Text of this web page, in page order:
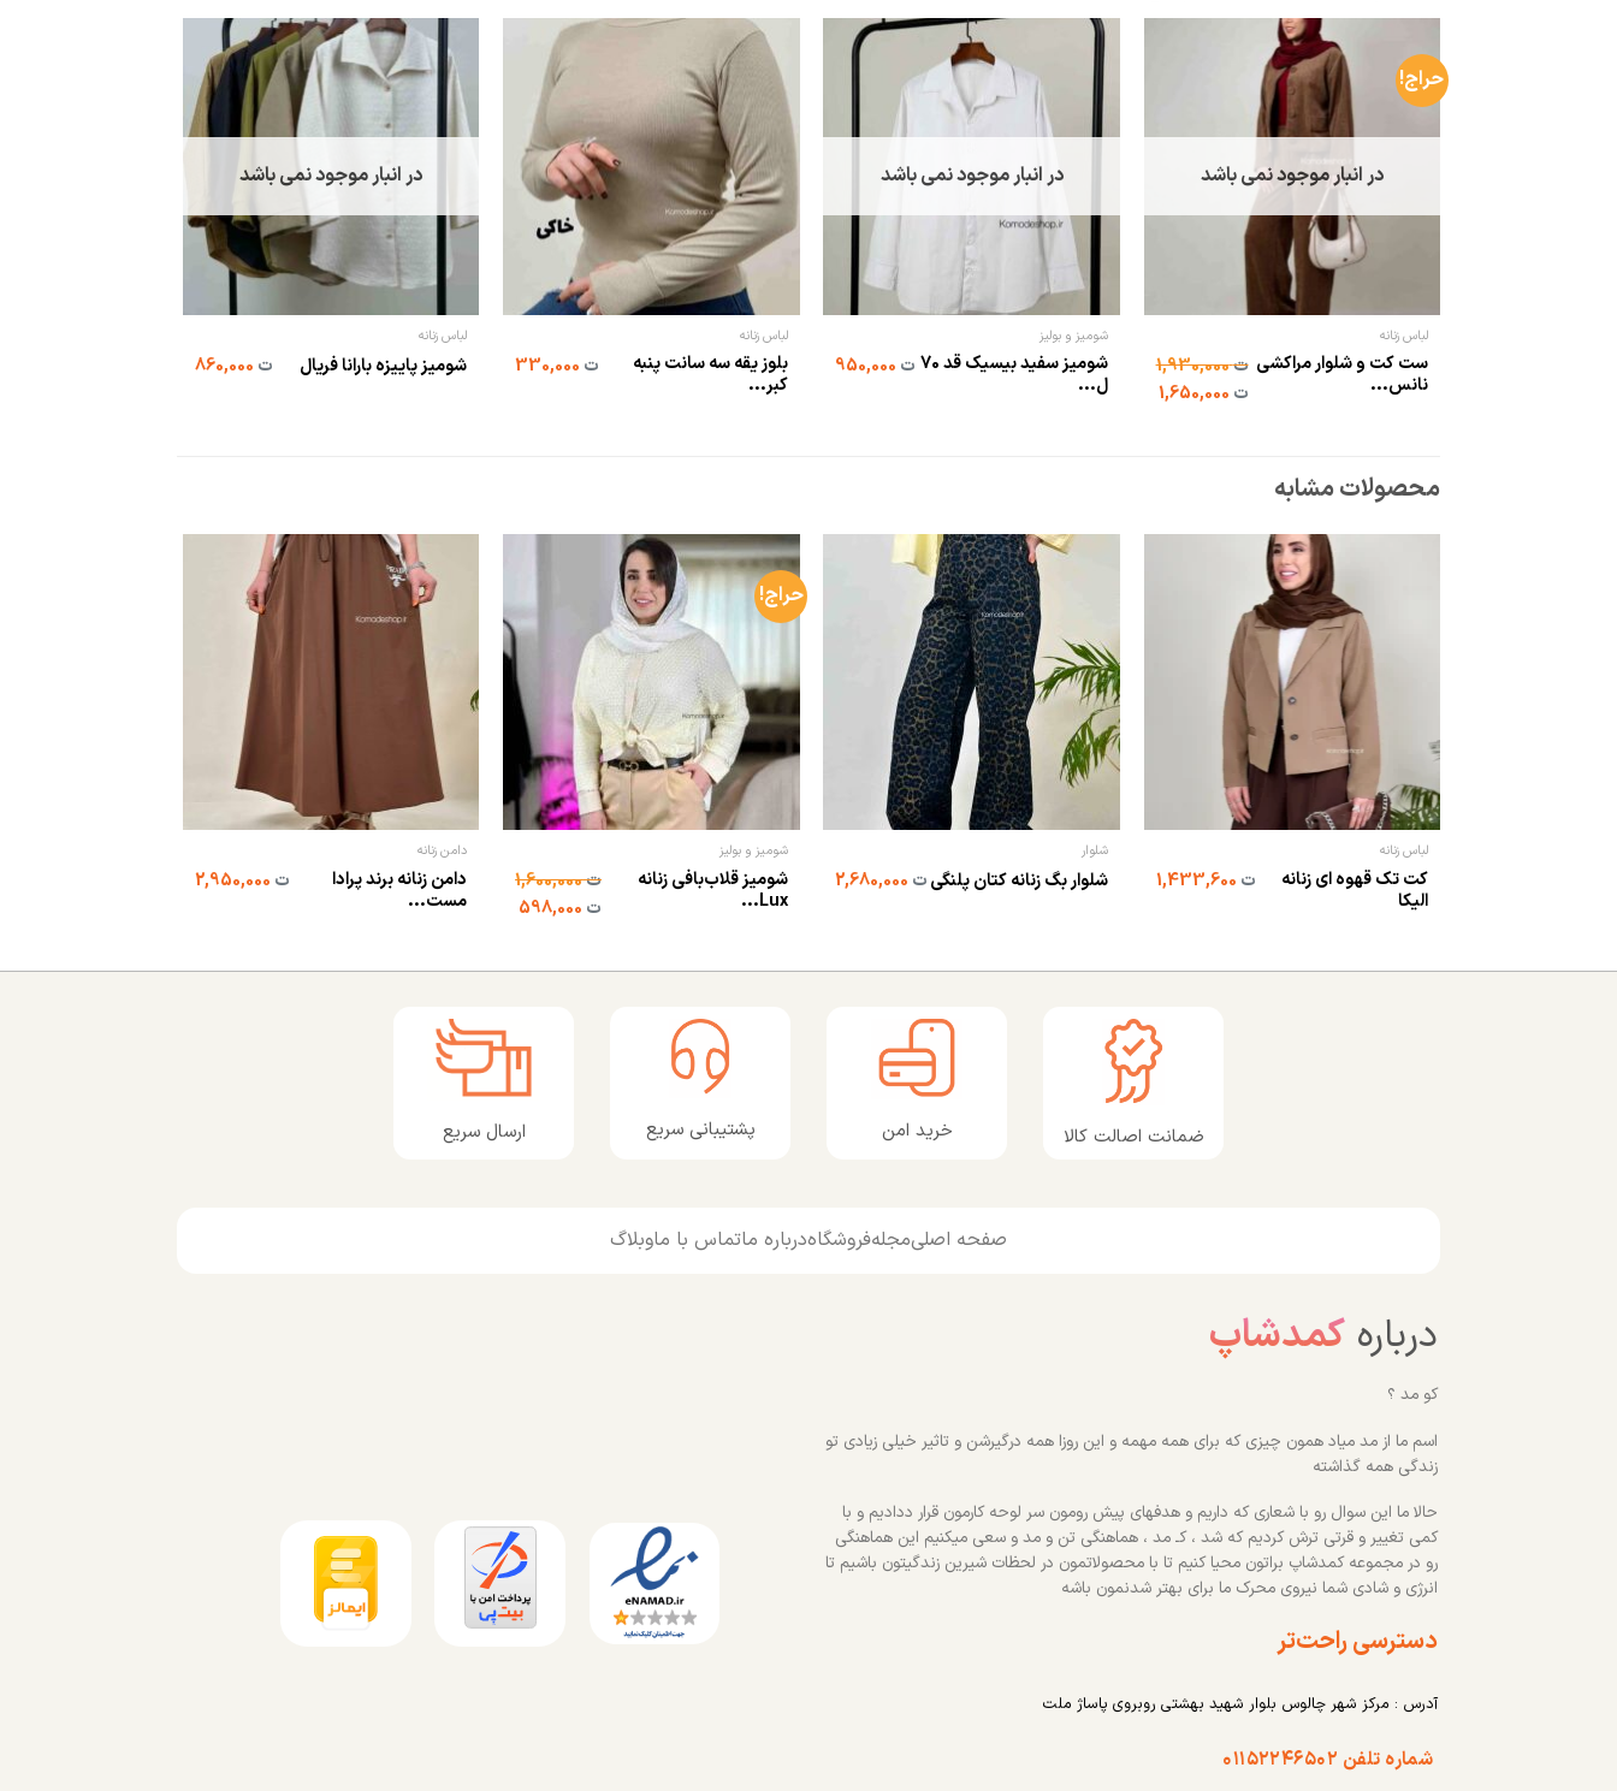
حراج!
در انبار موجود نمی باشد
لباس زنانه
ست کت و شلوار مراکشی
نانس...
ت1,930,000
ت
در انبار موجود نمی باشد
شومیز و بولیز
شومیز سفید بیسیک قد 70
ل...
ت
لباس زنانه
بلوز یقه سه سانت پنبه
کبر...
ت
در انبار موجود نمی باشد
لباس زنانه
شومیز پاییزه بارانا فریال ت
محصولات مشابه
لباس زنانه
کت تک قهوه ای زنانه
الیکا
ت
شلوار
شلوار بگ زنانه کتان پلنگیت
حراج!
شومیز و بولیز
شومیز قلاب‌بافی زنانه
Lux...
ت1,600,000
ت
دامن زنانه
دامن زنانه برند پرادا
مست...
ت
ضمانت اصالت کالا خرید امن پشتیبانی سریع ارسال سریع
صفحه اصلیمجلهفروشگاهدرباره ماتماس با ماوبلاگ
دربارهکمدشاپ
کو مد ؟
اسم ما از مد میاد همون چیزی که برای همه مهمه و این روزا همه درگیرشن و تاثیر خیلی زیادی تو
زندگی همه گذاشته
حالا ما این سوال رو با شعاری که داریم و هدفهای پیش رومون سر لوحه کارمون قرار ددادیم و با
کمی تغییر و قرتی ترش کردیم که شد ، کـ مد ، هماهنگی تن و مد و سعی میکنیم این هماهنگی
رو در مجموعه کمدشاپ براتون محیا کنیم تا با محصولاتمون در لحظات شیرین زندگیتون باشیم تا
انرژی و شادی شما نیروی محرک ما برای بهتر شدنمون باشه
دسترسی راحت‌تر
آدرس : مرکز شهر چالوس بلوار شهید بهشتی روبروی پاساژ ملت
شماره تلفن ۰۱۱۵۲۲۴۶۵۰۲